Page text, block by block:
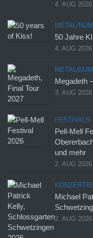
4. AUG 2026
METAL/
50 Jahre
4. AUG 2026
METAL/
Megadeth
3. AUG 2026
FESTIVALS
Pell-Mell
und mehr
2. AUG 2026
Michael
2. AUG 2026